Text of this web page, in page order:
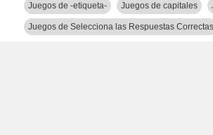
Juegos de -etiqueta- Juegos de capitales
Juegos de Selecciona las Respuestas Correctas